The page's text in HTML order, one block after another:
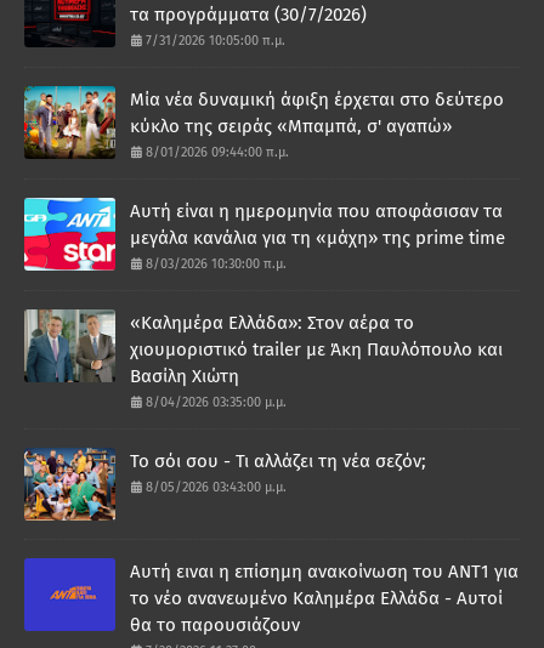
τα προγράμματα (30/7/2026)
7/31/2026 10:05:00 π.μ.
Μία νέα δυναμική άφιξη έρχεται στο δεύτερο
κύκλο της σειράς «Μπαμπά, σ' αγαπώ»
8/01/2026 09:44:00 π.μ.
Αυτή είναι η ημερομηνία που αποφάσισαν τα
μεγάλα κανάλια για τη «μάχη» της prime time
8/03/2026 10:30:00 π.μ.
«Καλημέρα Ελλάδα»: Στον αέρα το
χιουμοριστικό trailer με Άκη Παυλόπουλο και
Βασίλη Χιώτη
8/04/2026 03:35:00 μ.μ.
Το σόι σου - Τι αλλάζει τη νέα σεζόν;
8/05/2026 03:43:00 μ.μ.
Αυτή ειναι η επίσημη ανακοίνωση του ΑΝΤ1 για
το νέο ανανεωμένο Καλημέρα Ελλάδα - Αυτοί
θα το παρουσιάζουν